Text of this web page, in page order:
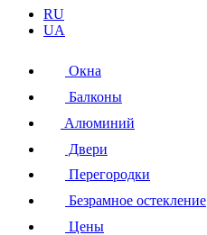
RU
UA
Окна
Балконы
Алюминий
Двери
Перегородки
Безрамное остекление
Цены